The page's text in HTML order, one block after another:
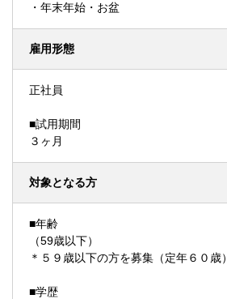
・年末年始・お盆
雇用形態
正社員
■試用期間
３ヶ月
対象となる方
■年齢
（59歳以下）
＊５９歳以下の方を募集（定年６０歳）
■学歴